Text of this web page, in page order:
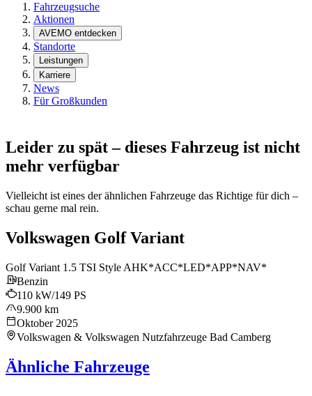
Fahrzeugsuche
Aktionen
AVEMO entdecken
Standorte
Leistungen
Karriere
News
Für Großkunden
Leider zu spät – dieses Fahrzeug ist nicht
mehr verfügbar
Vielleicht ist eines der ähnlichen Fahrzeuge das Richtige für dich –
schau gerne mal rein.
Volkswagen Golf Variant
Golf Variant 1.5 TSI Style AHK*ACC*LED*APP*NAV*
Benzin
110 kW/149 PS
9.900 km
Oktober 2025
Volkswagen & Volkswagen Nutzfahrzeuge Bad Camberg
Ähnliche Fahrzeuge